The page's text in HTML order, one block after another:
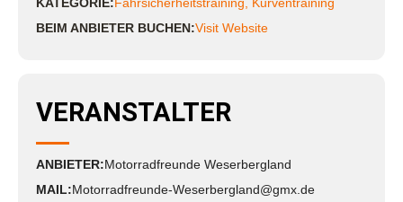
BEIM ANBIETER BUCHEN:Visit Website
VERANSTALTER
ANBIETER:Motorradfreunde Weserbergland
MAIL:Motorradfreunde-Weserbergland@gmx.de